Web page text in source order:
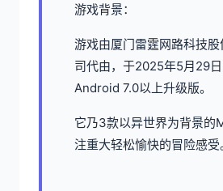
游戏背景：
游戏由厦门雷霆网路科技股
司代由，于2025年5月29
Android 7.0以上升级版。
它乃3款以异世界为背景的
注重大轻松愉快的冒险感受